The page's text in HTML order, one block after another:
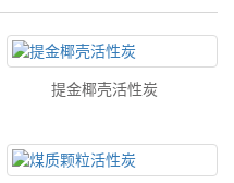
提金椰壳活性炭